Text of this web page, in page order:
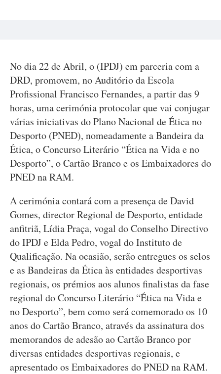
No dia 22 de Abril, o (IPDJ) em parceria com a
DRD, promovem, no Auditório da Escola
Profissional Francisco Fernandes, a partir das 9
horas, uma cerimónia protocolar que vai conjugar
várias iniciativas do Plano Nacional de Ética no
Desporto (PNED), nomeadamente a Bandeira da
Ética, o Concurso Literário “Ética na Vida e no
Desporto”, o Cartão Branco e os Embaixadores do
PNED na RAM.
A cerimónia contará com a presença de David
Gomes, director Regional de Desporto, entidade
anfitriã, Lídia Praça, vogal do Conselho Directivo
do IPDJ e Elda Pedro, vogal do Instituto de
Qualificação. Na ocasião, serão entregues os selos
e as Bandeiras da Ética às entidades desportivas
regionais, os prémios aos alunos finalistas da fase
regional do Concurso Literário “Ética na Vida e
no Desporto”, bem como será comemorado os 10
anos do Cartão Branco, através da assinatura dos
memorandos de adesão ao Cartão Branco por
diversas entidades desportivas regionais, e
apresentado os Embaixadores do PNED na RAM.